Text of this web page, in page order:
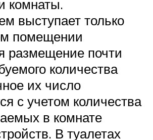
комнаты.
выступает только
помещении
размещение почти
количества
их число
с учетом количества
в комнате
В туалетах